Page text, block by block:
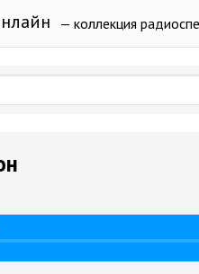
— коллекция